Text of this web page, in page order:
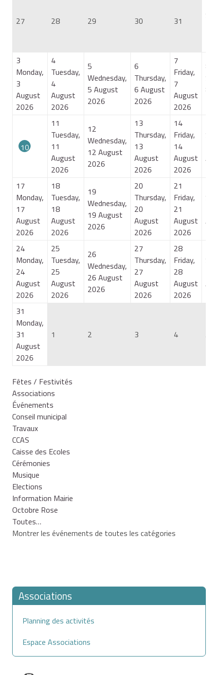
27 28 29 30 31
3
Monday,
3
August
2026
4
Tuesday,
4
August
2026
5
Wednesday,
5 August
2026
6
Thursday,
6 August
2026
7
Friday,
7
August
2026
8
8
10
August
2026
11
Tuesday,
11
August
2026
12
Wednesday,
12 August
2026
13
Thursday,
13
August
2026
14
Friday,
14
August
2026
17
Monday,
17
August
2026
18
Tuesday,
18
August
2026
19
Wednesday,
19 August
2026
20
Thursday,
20
August
2026
21
Friday,
21
August
2026
24
Monday,
24
August
2026
25
Tuesday,
25
August
2026
26
Wednesday,
26 August
2026
27
Thursday,
27
August
2026
28
Friday,
28
August
2026
31
Monday,
31
August
2026
1 2 3 4 5
Fêtes / Festivités
Associations
Événements
Conseil municipal
Travaux
CCAS
Caisse des Ecoles
Cérémonies
Musique
Elections
Information Mairie
Octobre Rose
Toutes…
Montrer les événements de toutes les catégories
Associations
Planning des activités
Espace Associations